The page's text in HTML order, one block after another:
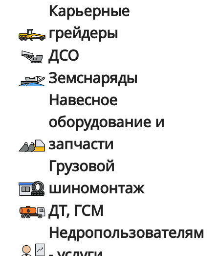
Карьерные
грейдеры
ДСО
Земснаряды
Навесное
оборудование и
запчасти
Грузовой
шиномонтаж
ДТ, ГСМ
Недропользователям